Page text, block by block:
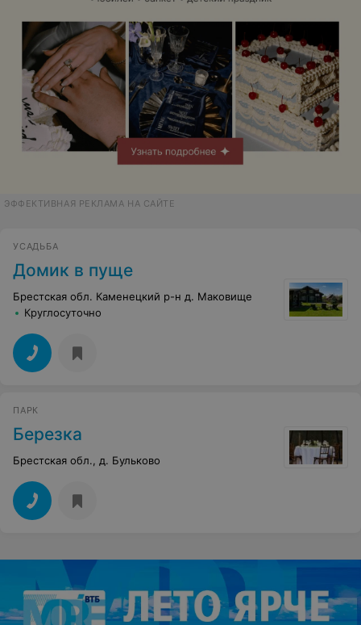
ЭФФЕКТИВНАЯ РЕКЛАМА НА САЙТЕ
УСАДЬБА
Домик в пуще
Брестская обл. Каменецкий р-н д. Маковище
Круглосуточно
ПАРК
Березка
Брестская обл., д. Бульково